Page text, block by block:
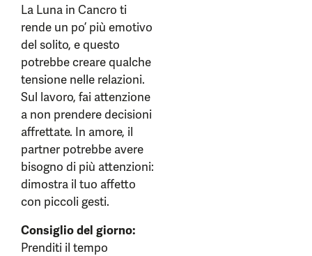
La Luna in Cancro ti
rende un po’ più emotivo
del solito, e questo
potrebbe creare qualche
tensione nelle relazioni.
Sul lavoro, fai attenzione
a non prendere decisioni
affrettate. In amore, il
partner potrebbe avere
bisogno di più attenzioni:
dimostra il tuo affetto
con piccoli gesti.
Consiglio del giorno:
Prenditi il tempo